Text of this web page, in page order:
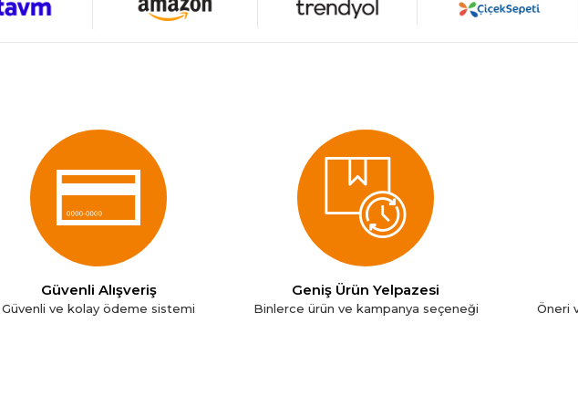
Güvenli Alışveriş
Güvenli ve kolay ödeme sistemi
Geniş Ürün Yelpazesi
Binlerce ürün ve kampanya seçeneği Öneri